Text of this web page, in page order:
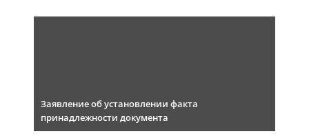
Заявление об установлении факта
принадлежности документа